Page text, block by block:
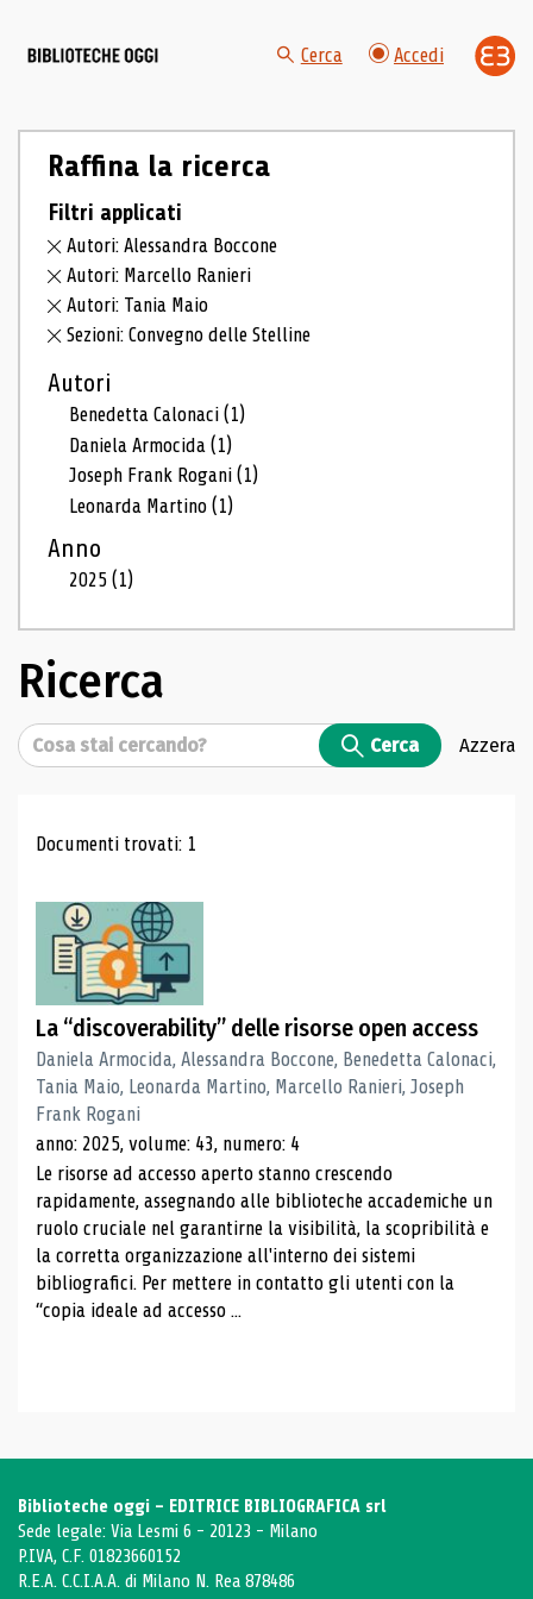
Cerca Accedi
Raffina la ricerca
Filtri applicati
Autori: Alessandra Boccone
Autori: Marcello Ranieri
Autori: Tania Maio
Sezioni: Convegno delle Stelline
Autori
Benedetta Calonaci(1)
Daniela Armocida(1)
Joseph Frank Rogani(1)
Leonarda Martino(1)
Anno
2025(1)
Ricerca
Cerca Cerca Azzera
Risultati di ricerca
Documenti trovati: 1
La “discoverability” delle risorse open access
Daniela Armocida, Alessandra Boccone, Benedetta Calonaci,
Tania Maio, Leonarda Martino, Marcello Ranieri, Joseph
Frank Rogani
anno: 2025, volume: 43, numero: 4
Le risorse ad accesso aperto stanno crescendo
rapidamente, assegnando alle biblioteche accademiche un
ruolo cruciale nel garantirne la visibilità, la scopribilità e
la corretta organizzazione all'interno dei sistemi
bibliografici. Per mettere in contatto gli utenti con la
“copia ideale ad accesso ...
Biblioteche oggi - EDITRICE BIBLIOGRAFICA srl
Sede legale: Via Lesmi 6 - 20123 - Milano
P.IVA, C.F. 01823660152
R.E.A. C.C.I.A.A. di Milano N. Rea 878486